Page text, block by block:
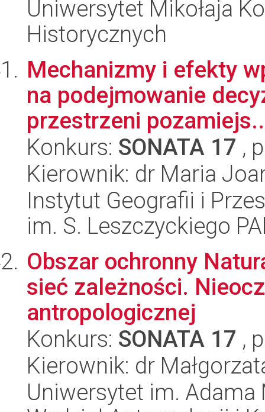
Uniwersytet Mikołaja
Historycznych
Mechanizmy i efekty
na podejmowanie
przestrzeni
Konkurs: SONATA 17 ,
Kierownik: dr Maria
Instytut Geografii i
im. S. Leszczyckiego
Obszar ochronny
sieć zależności.
antropologicznej
Konkurs: SONATA 17 ,
Kierownik: dr
Uniwersytet im.